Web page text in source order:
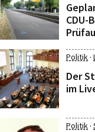
CDU-
Politik·
Der
im
Politik·